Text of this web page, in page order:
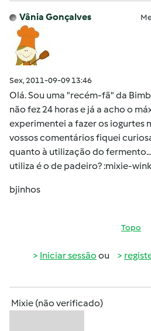
Vânia Gonçalves
Sex, 2011-09-09 13:46
Olá. Sou uma "recém-fã" da
não fez 24 horas e já a acho o
experimentei a fazer os iogurtes
vossos comentários fiquei
quanto à utilização do
utiliza é o de padeiro? :mixie-
bjinhos
Topo
Iniciar sessão ou
Mixie (não verificado)